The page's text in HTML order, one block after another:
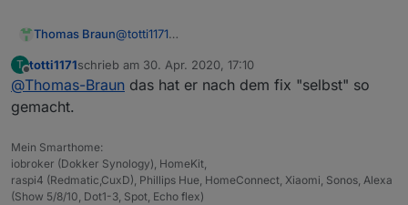
sudo: Hostname
sudo:
sudo: Regelwerks-
sudo:
Thomas Braun@totti1171
dürfte aber auch in einem Docker-Image
Quatsch sein.
T
Offline
totti1171schrieb am 30. Apr. 2020, 17:10
zuletzt editiert von
@Thomas-Braun das hat er nach dem fix "selbst" so
gemacht.
Mein Smarthome:
iobroker (Dokker Synology), HomeKit,
raspi4 (Redmatic,CuxD), Phillips Hue, HomeConnect, Xiaomi, Sonos, Alexa
(Show 5/8/10, Dot1-3, Spot, Echo flex)